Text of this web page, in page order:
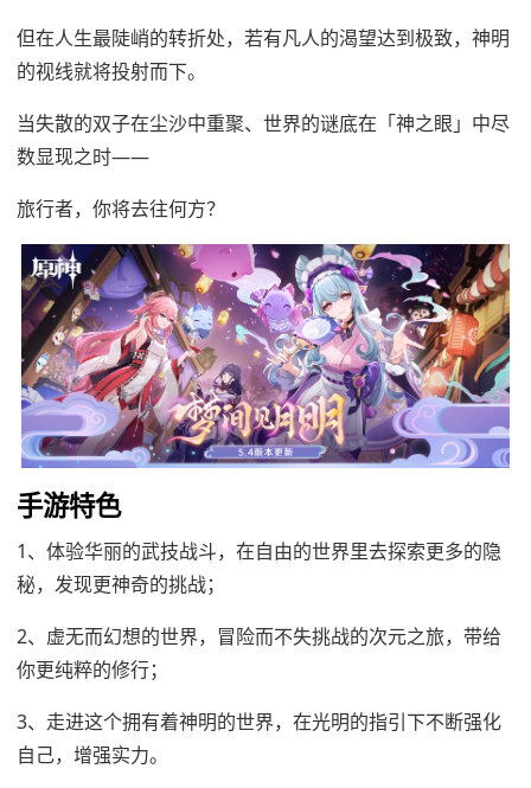
但在人生最陡峭的转折处，若有凡人的渴望达到极致，神明
的视线就将投射而下。
当失散的双子在尘沙中重聚、世界的谜底在「神之眼」中尽
数显现之时——
旅行者，你将去往何方？
手游特色
1、体验华丽的武技战斗，在自由的世界里去探索更多的隐
秘，发现更神奇的挑战；
2、虚无而幻想的世界，冒险而不失挑战的次元之旅，带给
你更纯粹的修行；
3、走进这个拥有着神明的世界，在光明的指引下不断强化
自己，增强实力。